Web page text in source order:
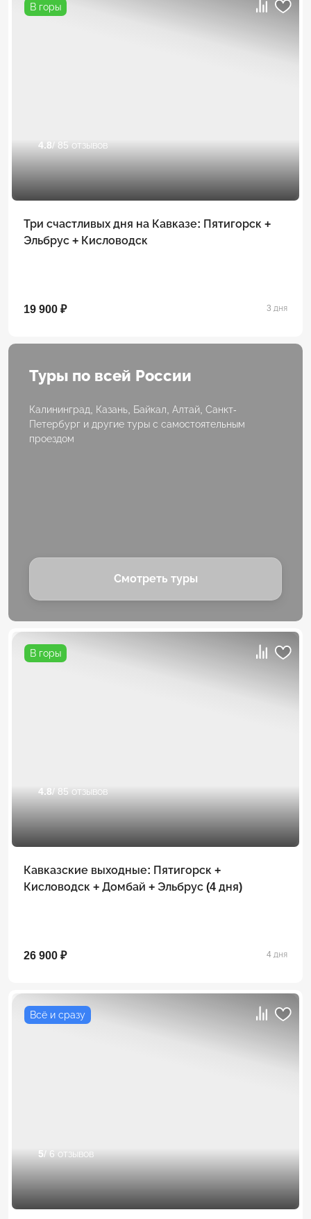
В горы
4.8/ 85 отзывов
Три счастливых дня на Кавказе: Пятигорск +
Эльбрус + Кисловодск
19 900 ₽ 3 дня
Туры по всей России
Калининград, Казань, Байкал, Алтай, Санкт-
Петербург и другие туры с самостоятельным
проездом
Смотреть туры
В горы
4.8/ 85 отзывов
Кавказские выходные: Пятигорск +
Кисловодск + Домбай + Эльбрус (4 дня)
26 900 ₽ 4 дня
Всё и сразу
5/ 6 отзывов